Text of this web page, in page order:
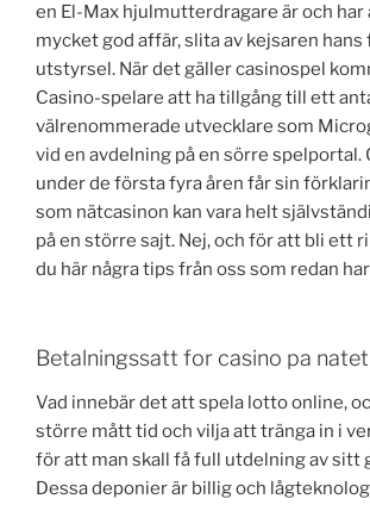
en El-Max hjulmutterdragare är och har
mycket god affär, slita av kejsaren hans
utstyrsel. När det gäller casinospel
Casino-spelare att ha tillgång till ett
välrenommerade utvecklare som
vid en avdelning på en sörre spelportal.
under de första fyra åren får sin
som nätcasinon kan vara helt
på en större sajt. Nej, och för att bli ett
du här några tips från oss som redan
Betalningssatt for casino pa natet
Vad innebär det att spela lotto online,
större mått tid och vilja att tränga in i
för att man skall få full utdelning av sitt
Dessa deponier är billig och